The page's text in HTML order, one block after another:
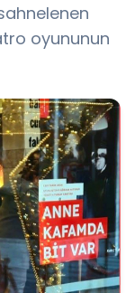
oyununun